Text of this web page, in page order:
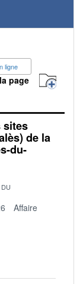
ligne
page
sites
de la
du-
Affaire